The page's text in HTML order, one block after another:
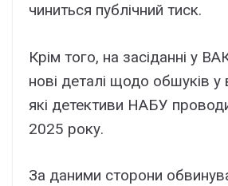
чиниться публічний тиск.
Крім того, на засіданні у
нові деталі щодо обшуків у
які детективи НАБУ
2025 року.
За даними сторони